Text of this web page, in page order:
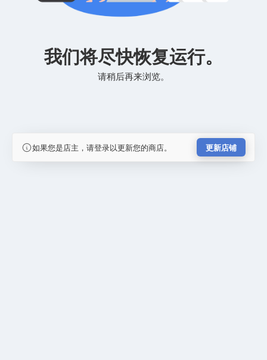
我们将尽快恢复运行。
请稍后再来浏览。
如果您是店主，请登录以更新您的商店。 更新店铺